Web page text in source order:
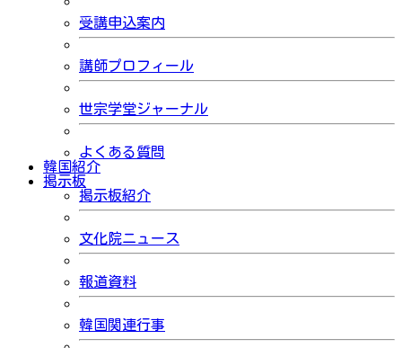
受講申込案内
講師プロフィール
世宗学堂ジャーナル
よくある質問
韓国紹介
掲示板
掲示板紹介
文化院ニュース
報道資料
韓国関連行事